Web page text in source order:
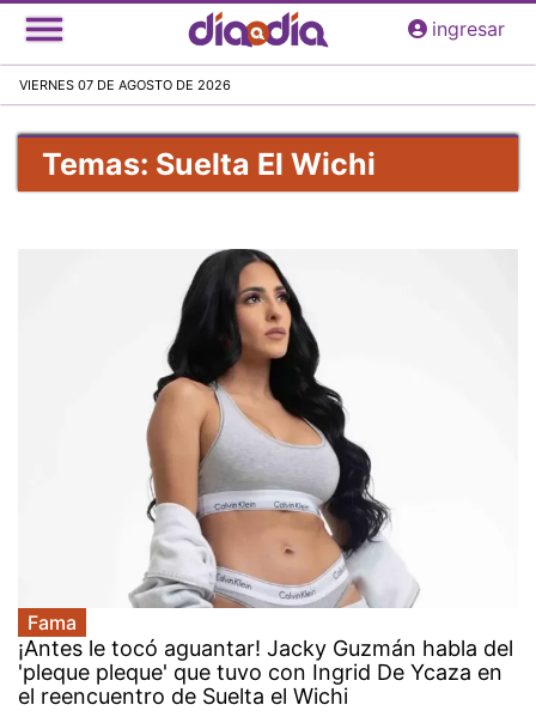
Pasar
al
principal
ingresar
VIERNES 07 DE AGOSTO DE 2026
Temas: Suelta El Wichi
Fama
¡Antes le tocó aguantar! Jacky Guzmán habla del
'pleque pleque' que tuvo con Ingrid De Ycaza en
el reencuentro de Suelta el Wichi